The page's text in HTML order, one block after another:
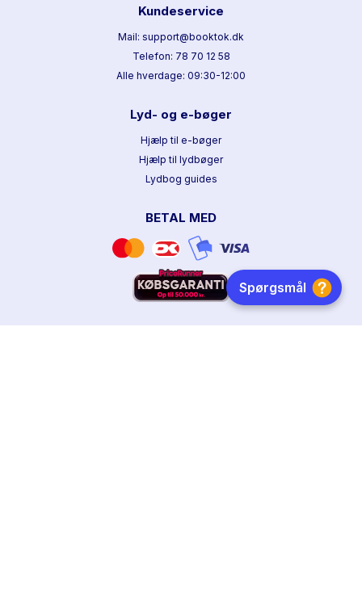
Kundeservice
Mail: support@booktok.dk
Telefon: 78 70 12 58
Alle hverdage: 09:30-12:00
Lyd- og e-bøger
Hjælp til e-bøger
Hjælp til lydbøger
Lydbog guides
BETAL MED